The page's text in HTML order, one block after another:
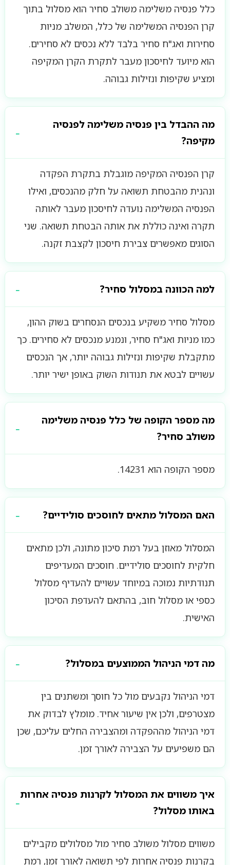
כלל פנסיה משלימה משולב סחיר הוא מסלול בתוך
קרן הפנסיה המשלימה של כלל, המשלב מניות
סחירות ואג"ח סחיר בלבד ללא נכסים לא סחירים.
הוא מיועד לחיסכון מעבר לתקרת הקרן המקיפה
ומציע שקיפות ונזילות גבוהה.
מה ההבדל בין פנסיה משלימה לפנסיה
מקיפה?
קרן הפנסיה המקיפה מוגבלת בתקרת הפקדה
ונהנית מהבטחת תשואה על חלק מהנכסים, ואילו
הפנסיה המשלימה נועדה לחיסכון מעבר לאותה
תקרה ואינה כוללת את אותה הבטחת תשואה. שני
הסוגים מאפשרים צבירת חיסכון לקצבת זקנה.
למה הכוונה במסלול סחיר?
מסלול סחיר משקיע בנכסים הנסחרים בשוק ההון,
כמו מניות ואג"ח סחיר, ונמנע מנכסים לא סחירים. כך
מתקבלת שקיפות ונזילות גבוהה יותר, אך הנכסים
עשויים לבטא את תנודות השוק באופן ישיר יותר.
מה מספר הקופה של כלל פנסיה משלימה
משולב סחיר?
מספר הקופה הוא 14231.
האם המסלול מתאים לחוסכים סולידיים?
המסלול מאוזן בעל רמת סיכון מתונה, ולכן מתאים
חלקית לחוסכים סולידיים. חוסכים המעדיפים
תנודתיות נמוכה במיוחד עשויים להעדיף מסלול
כספי או מסלול חוב, בהתאם להעדפת הסיכון
האישית.
מה דמי הניהול הממוצעים במסלול?
דמי הניהול נקבעים מול כל חוסך ומשתנים בין
מצטרפים, ולכן אין שיעור אחיד. מומלץ לבדוק את
דמי הניהול מההפקדה ומהצבירה החלים עליכם, שכן
הם משפיעים על הצבירה לאורך זמן.
איך משווים את המסלול לקרנות פנסיה אחרות
באותו מסלול?
משווים מסלול משולב סחיר מול מסלולים מקבילים
בקרנות פנסיה אחרות לפי תשואה לאורך זמן, רמת